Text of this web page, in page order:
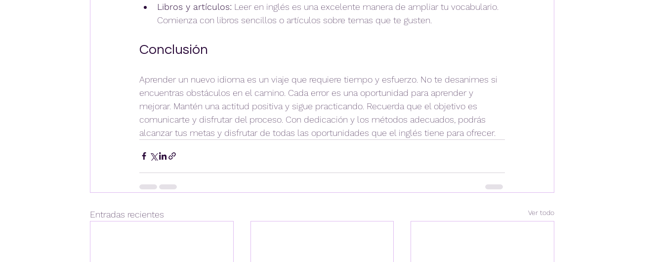
Libros y artículos: Leer en inglés es una excelente manera de ampliar tu vocabulario.
Comienza con libros sencillos o artículos sobre temas que te gusten.
Conclusión
Aprender un nuevo idioma es un viaje que requiere tiempo y esfuerzo. No te desanimes si
encuentras obstáculos en el camino. Cada error es una oportunidad para aprender y
mejorar. Mantén una actitud positiva y sigue practicando. Recuerda que el objetivo es
comunicarte y disfrutar del proceso. Con dedicación y los métodos adecuados, podrás
alcanzar tus metas y disfrutar de todas las oportunidades que el inglés tiene para ofrecer.
Entradas recientes Ver todo